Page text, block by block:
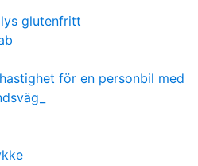
glutenfritt
för en personbil med